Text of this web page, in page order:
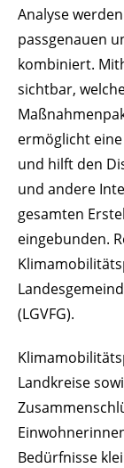
Analyse
passgenauen
kombiniert.
sichtbar,
ermöglicht
und hilft den
und andere
gesamten
eingebunden.
(LGVFG).
Landkreise
Bedürfnisse